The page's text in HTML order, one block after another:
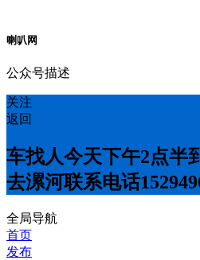
喇叭网
公众号描述
关注
返回
车找人今天下午2点半
去漯河联系电话
全局导航
首页
发布